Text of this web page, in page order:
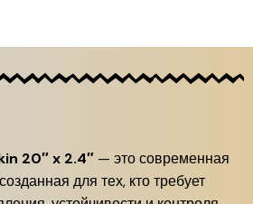
20″ x 2.4″ — это современная
для тех, кто требует